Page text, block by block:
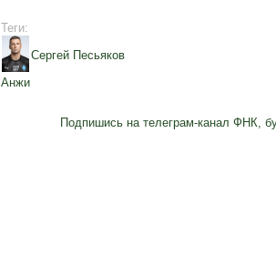
Теги:
Сергей Песьяков
Анжи
Подпишись на телеграм-канал ФНК,